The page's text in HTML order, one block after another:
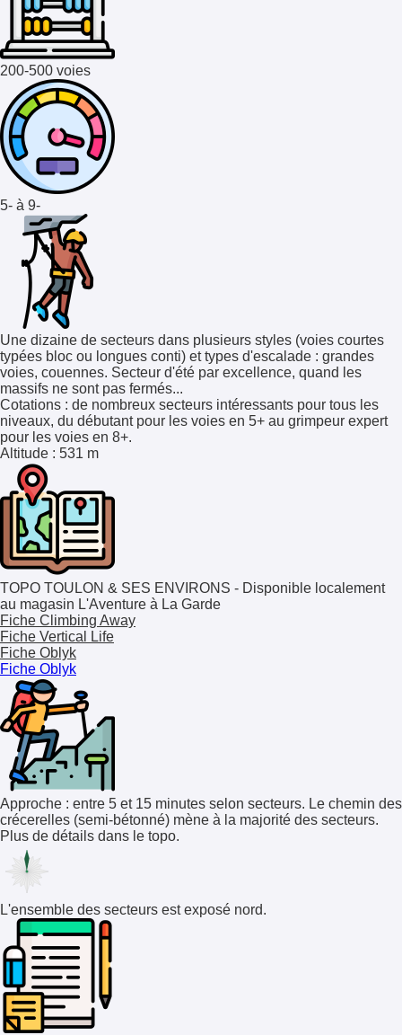
200-500 voies
5- à 9-
Une dizaine de secteurs dans plusieurs styles (voies courtes
typées bloc ou longues conti) et types d'escalade : grandes
voies, couennes. Secteur d'été par excellence, quand les
massifs ne sont pas fermés...
Cotations : de nombreux secteurs intéressants pour tous les
niveaux, du débutant pour les voies en 5+ au grimpeur expert
pour les voies en 8+.
Altitude : 531 m
TOPO TOULON & SES ENVIRONS - Disponible localement
au magasin L'Aventure à La Garde
Fiche Climbing Away
Fiche Vertical Life
Fiche Oblyk
Fiche Oblyk
Approche : entre 5 et 15 minutes selon secteurs. Le chemin des
crécerelles (semi-bétonné) mène à la majorité des secteurs.
Plus de détails dans le topo.
L'ensemble des secteurs est exposé nord.